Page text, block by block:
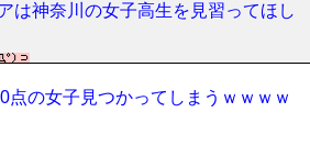
は神奈川の女子高生を見習ってほし
点の女子見つかってしまうｗｗｗｗ